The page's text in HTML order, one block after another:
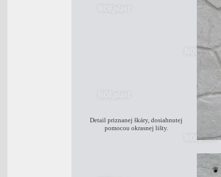
Detail priznanej škáry, dosiahnutej
pomocou okrasnej lišty.